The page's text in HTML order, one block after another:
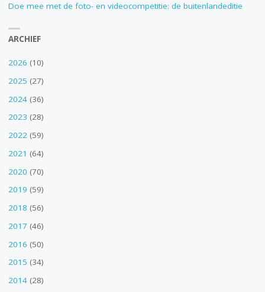
Doe mee met de foto- en videocompetitie: de buitenlandeditie
ARCHIEF
2026 (10)
2025 (27)
2024(36)
2023 (28)
2022(59)
2021 (64)
2020 (70)
2019 (59)
2018 (56)
2017 (46)
2016 (50)
2015 (34)
2014(28)